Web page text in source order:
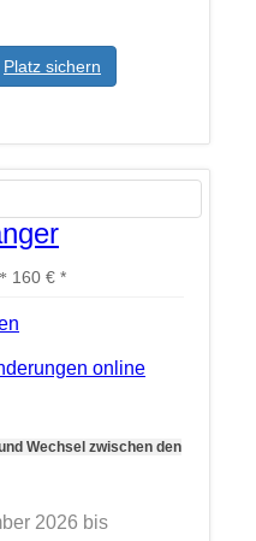
Platz sichern
160 € *
online
Wechsel zwischen den
2026 bis